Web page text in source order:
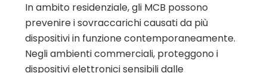
In ambito residenziale, gli MCB possono
prevenire i sovraccarichi causati da più
dispositivi in funzione contemporaneamente.
Negli ambienti commerciali, proteggono i
dispositivi elettronici sensibili dalle